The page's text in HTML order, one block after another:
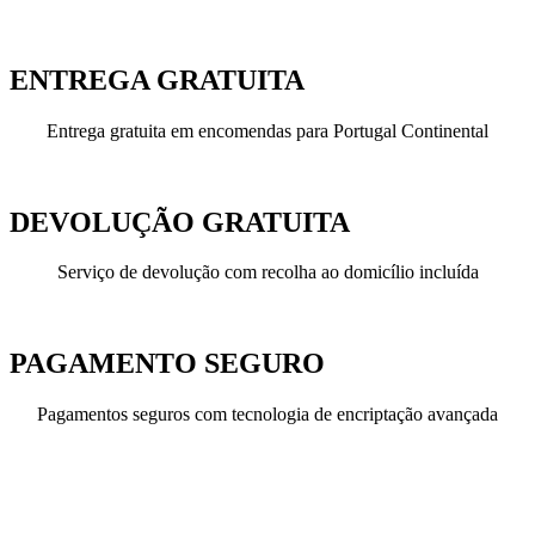
ENTREGA GRATUITA
Entrega gratuita em encomendas para Portugal Continental
DEVOLUÇÃO GRATUITA
Serviço de devolução com recolha ao domicílio incluída
PAGAMENTO SEGURO
Pagamentos seguros com tecnologia de encriptação avançada